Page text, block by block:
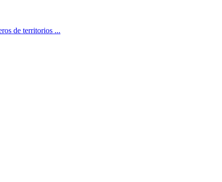
de territorios ...